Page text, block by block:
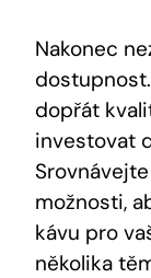
Nakonec
dopřát
investovat
možnosti,
kávu pro
několika